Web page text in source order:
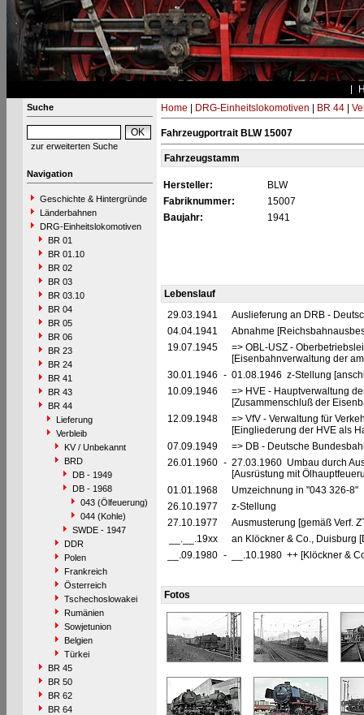
Suche
zur erweiterten Suche
Navigation
Geschichte & Hintergründe
Länderbahnen
DRG-Einheitslokomotiven
BR 01
BR 01.10
BR 02
BR 03
BR 03.10
BR 04
BR 05
BR 06
BR 23
BR 24
BR 41
BR 43
BR 44
Lieferung
Verbleib
KV / Unbekannt
BRD
DB - 1949
DB - 1968
043 (Ölfeuerung)
044 (Kohle)
SWDE - 1947
DDR
Polen
Frankreich
Österreich
Tschechoslowakei
Rumänien
Sowjetunion
Belgien
Türkei
BR 45
BR 50
BR 62
BR 64
Home DRG-Einheitslokomotiven BR 44|
Fahrzeugportrait BLW 15007
Fahrzeugstamm
Hersteller:
BLW
Fabriknummer:
15007
Baujahr:
1941
Lebenslauf
29.03.1941
Auslieferung an DRB -
04.04.1941
Abnahme
19.07.1945
=> OBL-USZ -
[Eisenbahnverwaltung der
30.01.1946 - 01.08.1946 z-Stellung
10.09.1946
=> HVE - Hauptverwaltung
[Zusammenschluß der
12.09.1948
=> VfV - Verwaltung für
[Eingliederung der HVE als
07.09.1949
=> DB - Deutsche
26.01.1960 - 27.03.1960 Umbau durch
[Ausrüstung mit
01.01.1968
Umzeichnung in "043 326-8"
26.10.1977
z-Stellung
27.10.1977
Ausmusterung [gemäß Verf.
__.__.19xx
an Klöckner & Co., Duisburg
__.09.1980 - __.10.1980 ++ [Klöckner &
Fotos